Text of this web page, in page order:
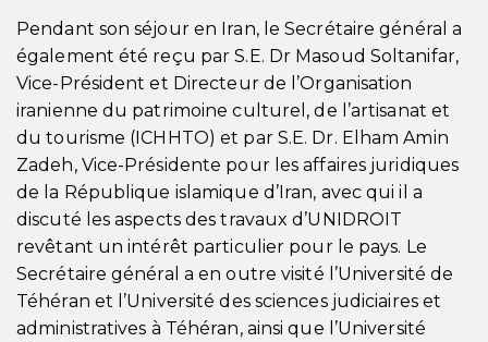
Pendant son séjour en Iran, le Secrétaire général a
également été reçu par S.E. Dr Masoud Soltanifar,
Vice-Président et Directeur de l’Organisation
iranienne du patrimoine culturel, de l’artisanat et
du tourisme (ICHHTO) et par S.E. Dr. Elham Amin
Zadeh, Vice-Présidente pour les affaires juridiques
de la République islamique d’Iran, avec qui il a
discuté les aspects des travaux d’UNIDROIT
revêtant un intérêt particulier pour le pays. Le
Secrétaire général a en outre visité l’Université de
Téhéran et l’Université des sciences judiciaires et
administratives à Téhéran, ainsi que l’Université